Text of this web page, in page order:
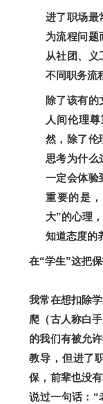
进了职场最
为流程问题
从社团、义
不同职务流
除了该有的
人间伦理
然，除了伦
思考为什么
一定会体验
重要的是
大”的心理
知道态度的
在“学生”这把
我常在想扣除
爬（古人称白
的我们有被允
教导，但进了
保，前辈也没
说过一句话：“